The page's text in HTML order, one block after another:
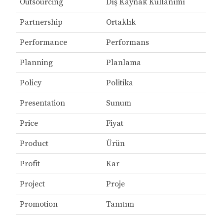
Outsourcing Dış Kaynak Kullanımı
Partnership Ortaklık
Performance Performans
Planning Planlama
Policy Politika
Presentation Sunum
Price Fiyat
Product Ürün
Profit Kar
Project Proje
Promotion Tanıtım